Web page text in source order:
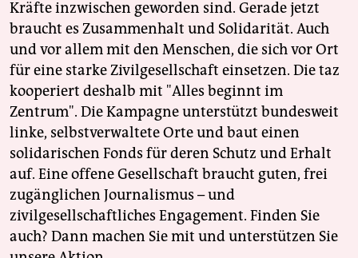
Kräfte inzwischen geworden sind. Gerade jetzt
braucht es Zusammenhalt und Solidarität. Auch
und vor allem mit den Menschen, die sich vor Ort
für eine starke Zivilgesellschaft einsetzen. Die taz
kooperiert deshalb mit "Alles beginnt im
Zentrum". Die Kampagne unterstützt bundesweit
linke, selbstverwaltete Orte und baut einen
solidarischen Fonds für deren Schutz und Erhalt
auf. Eine offene Gesellschaft braucht guten, frei
zugänglichen Journalismus – und
zivilgesellschaftliches Engagement. Finden Sie
auch? Dann machen Sie mit und unterstützen Sie